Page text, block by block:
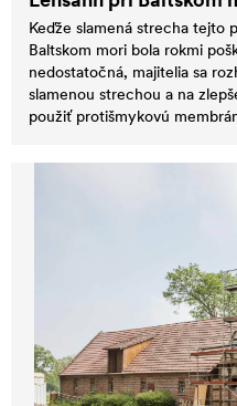
Keďže slamená strecha tejto
Baltskom mori bola rokmi
nedostatočná, majitelia sa
slamenou strechou a na
použiť protišmykovú